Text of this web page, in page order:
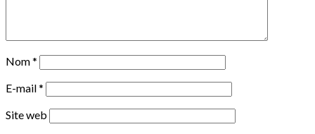
Nom*
E-mail*
Site web